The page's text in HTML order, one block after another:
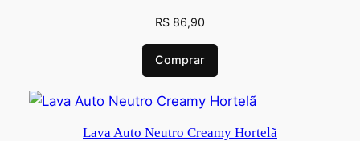
R$ 86,90
Comprar
Lava Auto Neutro Creamy Hortelã